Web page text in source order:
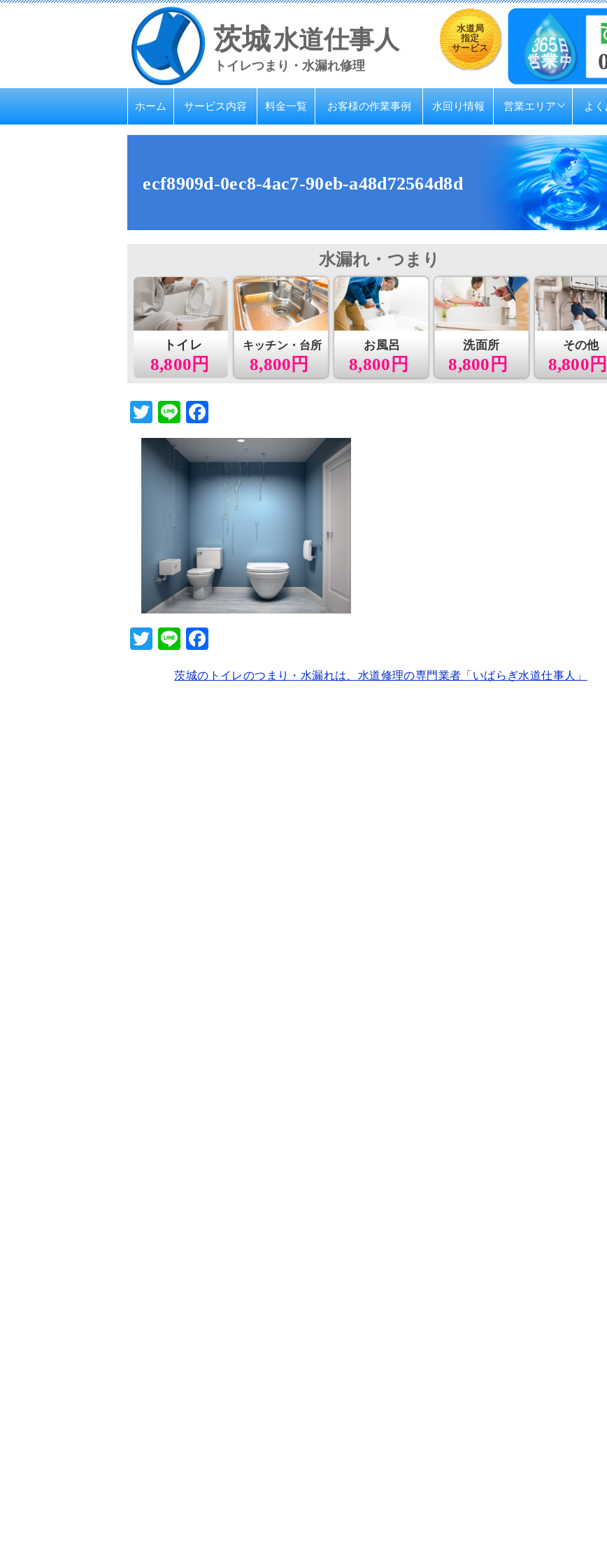
茨城水道仕事人
トイレつまり・水漏れ修理
水道局
指定
サービス
ホーム サービス内容 料金一覧 お客様の作業事例 水回り情報 営業エリア よ
ecf8909d-0ec8-4ac7-90eb-a48d72564d8d
8,800円
トイレ
8,800円
キッチン・台所 お風呂
8,800円
洗面所
8,800円
その他
8,800円
水漏れ・つまり
T
wi
tt
er
Li
n
e
a
c
e
b
o
k
T
Li
e c
茨城のトイレのつまり・水漏れは、水道修理の専門業者「いばらぎ水道仕事人」